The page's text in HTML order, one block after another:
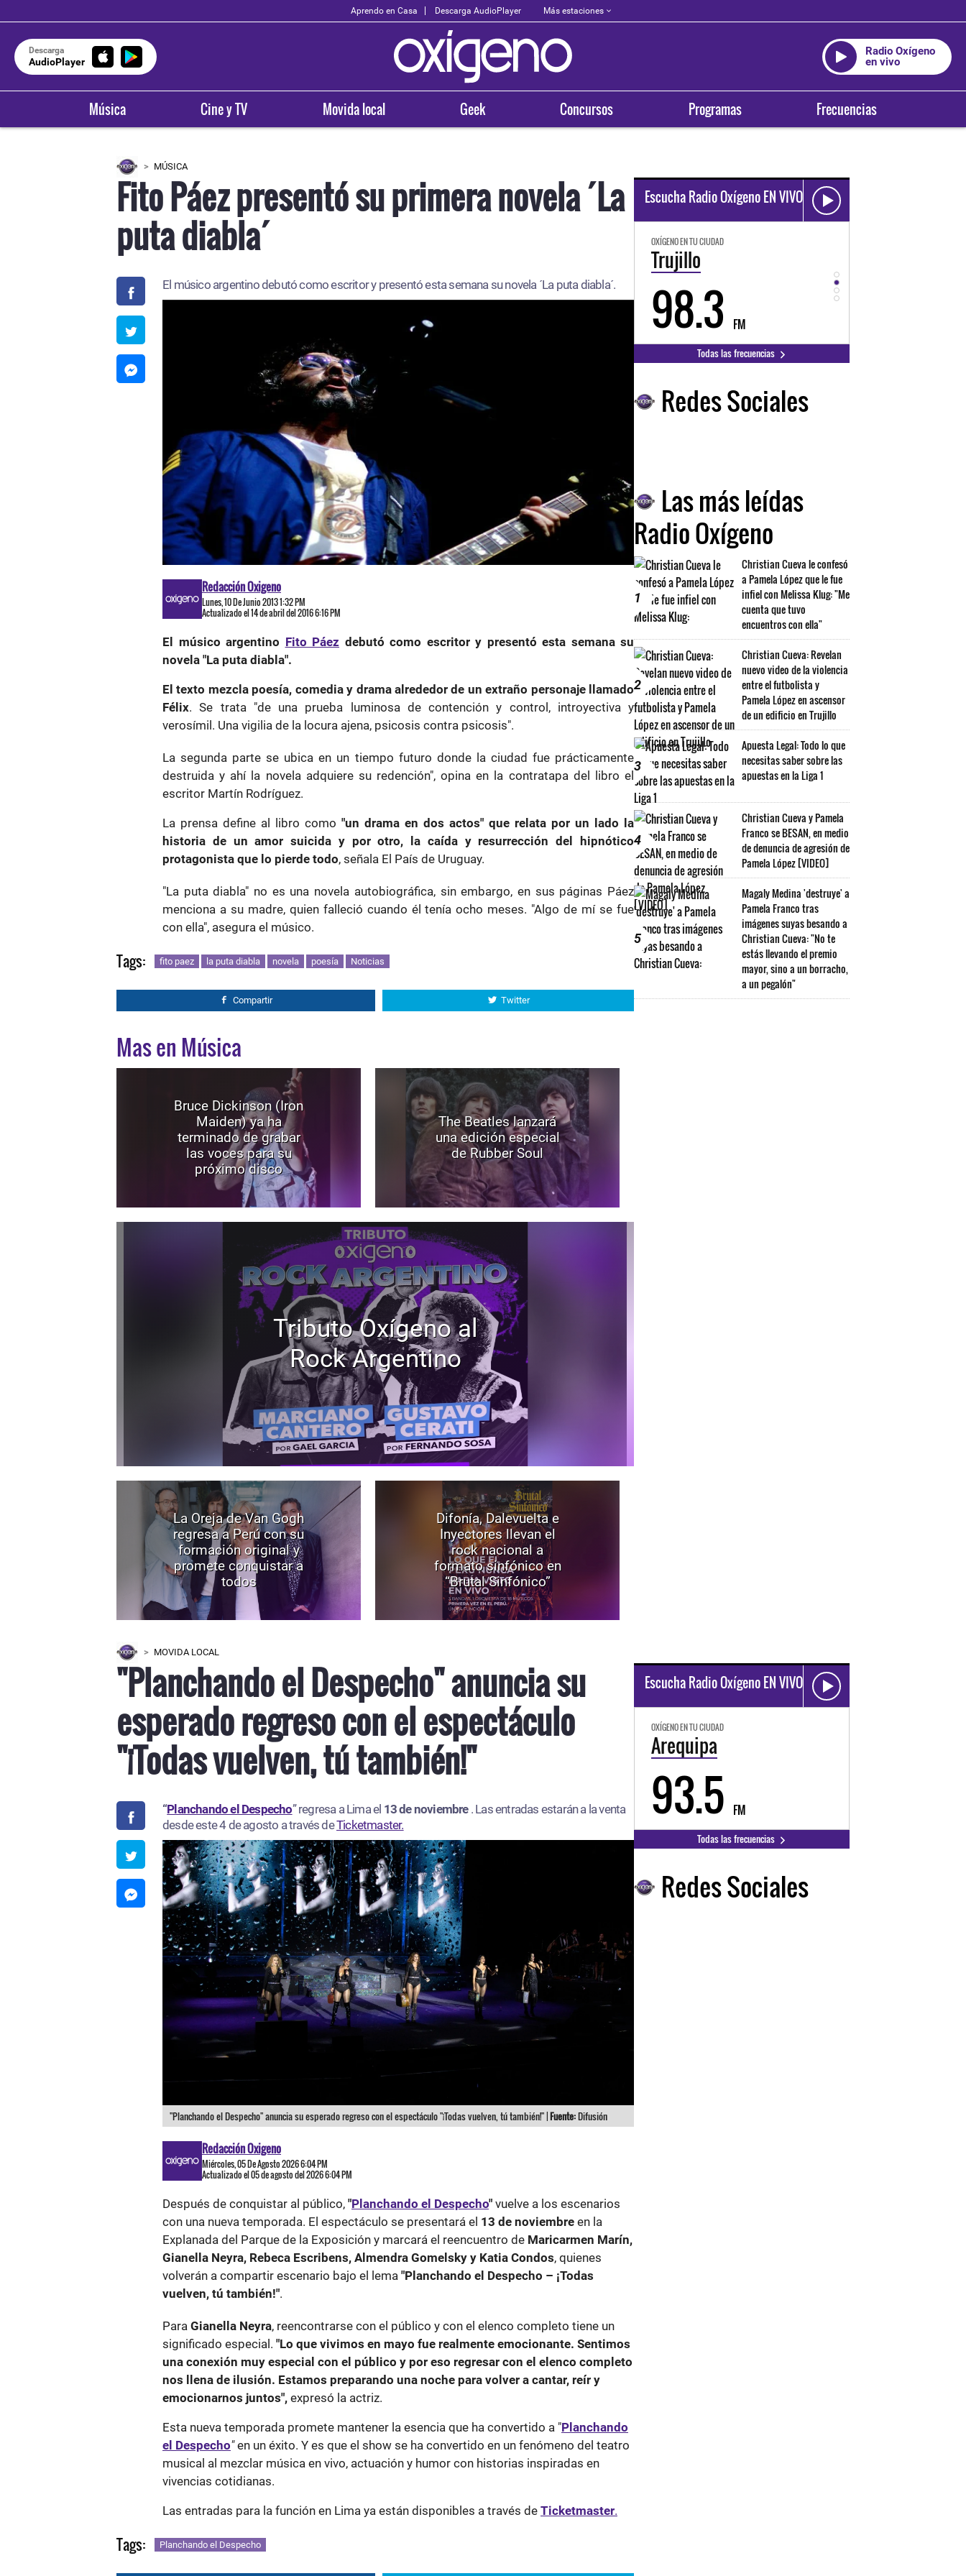
Aprendo en Casa Descarga AudioPlayer Más estaciones
Descarga
AudioPlayer
Radio Oxígeno
en vivo
Música Cine y TV Movida local Geek Concursos Programas Frecuencias
MÚSICA
Fito Páez presentó su primera novela ´La
puta diabla´
El músico argentino debutó como escritor y presentó esta semana su novela ´La puta diabla´.
Redacción Oxigeno
Lunes, 10 De Junio 2013 1:32 PM
Actualizado el 14 de abril del 2016 6:16 PM
El músico argentino Fito Páez debutó como escritor y presentó esta semana su
novela "La puta diabla".
El texto mezcla poesía, comedia y drama alrededor de un extraño personaje llamado
Félix. Se trata "de una prueba luminosa de contención y control, introyectiva y
verosímil. Una vigilia de la locura ajena, psicosis contra psicosis".
La segunda parte se ubica en un tiempo futuro donde la ciudad fue prácticamente
destruida y ahí la novela adquiere su redención", opina en la contratapa del libro el
escritor Martín Rodríguez.
La prensa define al libro como "un drama en dos actos" que relata por un lado la
historia de un amor suicida y por otro, la caída y resurrección del hipnótico
protagonista que lo pierde todo, señala El País de Uruguay.
"La puta diabla" no es una novela autobiográfica, sin embargo, en sus páginas Páez
menciona a su madre, quien falleció cuando él tenía ocho meses. "Algo de mí se fue
con ella", asegura el músico.
Tags: fito paez la puta diabla novela poesía Noticias
Compartir Twitter
Mas en Música
Bruce Dickinson (Iron
Maiden) ya ha
terminado de grabar
las voces para su
próximo disco
The Beatles lanzará
una edición especial
de Rubber Soul
Tributo Oxígeno al
Rock Argentino
La Oreja de Van Gogh
regresa a Perú con su
formación original y
promete conquistar a
todos
Difonía, Dalevuelta e
Inyectores llevan el
rock nacional a
formato sinfónico en
“Brutal Sinfónico”
Escucha Radio Oxígeno EN VIVO
93.5
OXÍGENO EN TU CIUDAD
Trujillo
98.3 FM 94.3
Todas las frecuencias
Redes Sociales
Las más leídas
Radio Oxígeno
1
Christian Cueva le confesó
a Pamela López que le fue
infiel con Melissa Klug: "Me
cuenta que tuvo
encuentros con ella"
2
Christian Cueva: Revelan
nuevo video de la violencia
entre el futbolista y
Pamela López en ascensor
de un edificio en Trujillo
3
Apuesta Legal: Todo lo que
necesitas saber sobre las
apuestas en la Liga 1
4
Christian Cueva y Pamela
Franco se BESAN, en medio
de denuncia de agresión de
Pamela López [VIDEO]
5
Magaly Medina 'destruye' a
Pamela Franco tras
imágenes suyas besando a
Christian Cueva: "No te
estás llevando el premio
mayor, sino a un borracho,
a un pegalón"
MOVIDA LOCAL
"Planchando el Despecho" anuncia su
esperado regreso con el espectáculo
"¡Todas vuelven, tú también!"
“Planchando el Despecho” regresa a Lima el 13 de noviembre . Las entradas estarán a la venta
desde este 4 de agosto a través deTicketmaster.
"Planchando el Despecho" anuncia su esperado regreso con el espectáculo "¡Todas vuelven, tú también!" |Fuente:Difusión
Redacción Oxigeno
Miércoles, 05 De Agosto 2026 6:04 PM
Actualizado el 05 de agosto del 2026 6:04 PM
Después de conquistar al público, "Planchando el Despecho" vuelve a los escenarios
con una nueva temporada. El espectáculo se presentará el 13 de noviembre en la
Explanada del Parque de la Exposición y marcará el reencuentro de Maricarmen Marín,
Gianella Neyra, Rebeca Escribens, Almendra Gomelsky y Katia Condos, quienes
volverán a compartir escenario bajo el lema "Planchando el Despecho – ¡Todas
vuelven, tú también!".
Para Gianella Neyra, reencontrarse con el público y con el elenco completo tiene un
significado especial. "Lo que vivimos en mayo fue realmente emocionante. Sentimos
una conexión muy especial con el público y por eso regresar con el elenco completo
nos llena de ilusión. Estamos preparando una noche para volver a cantar, reír y
emocionarnos juntos", expresó la actriz.
Esta nueva temporada promete mantener la esencia que ha convertido a "Planchando
el Despecho"en un éxito. Y es que el show se ha convertido en un fenómeno del teatro
musical al mezclar música en vivo, actuación y humor con historias inspiradas en
vivencias cotidianas.
Las entradas para la función en Lima ya están disponibles a través de Ticketmaster.
Tags: Planchando el Despecho
Escucha Radio Oxígeno EN VIVO
OXÍGENO EN TU CIUDAD
Arequipa
93.5 FM
Todas las frecuencias
Redes Sociales